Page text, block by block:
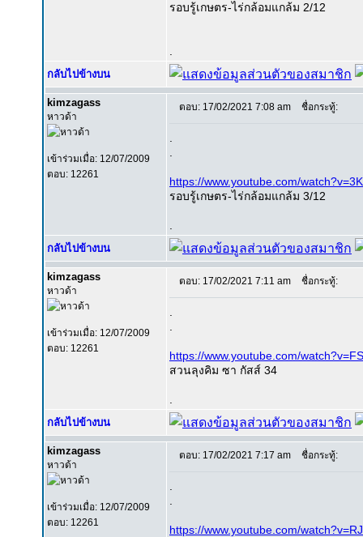
รอบรู้เกษตร-ไร่กล้อมแกล้ม 2/12
กลับไปข้างบน
kimzagass
หาวด้า
เข้าร่วมเมื่อ: 12/07/2009
ตอบ: 12261
ตอบ: 17/02/2021 7:08 am ชื่อกระทู้:
https://www.youtube.com/
รอบรู้เกษตร-ไร่กล้อมแกล้ม 3/12
กลับไปข้างบน
kimzagass
หาวด้า
เข้าร่วมเมื่อ: 12/07/2009
ตอบ: 12261
ตอบ: 17/02/2021 7:11 am ชื่อกระทู้:
https://www.youtube.com/
สวนลุงคิม ซา กัสส์ 34
กลับไปข้างบน
kimzagass
หาวด้า
เข้าร่วมเมื่อ: 12/07/2009
ตอบ: 12261
ตอบ: 17/02/2021 7:17 am ชื่อกระทู้:
https://www.youtube.com/